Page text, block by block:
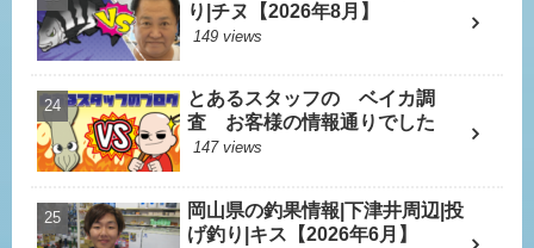
り|チヌ【2026年8月】
149 views
とあるスタッフの ベイカ調
査 お客様の情報通りでした
147 views
岡山県の釣果情報|下津井周辺|投
げ釣り|キス【2026年6月】